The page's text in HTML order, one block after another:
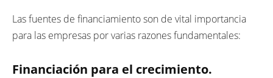
Las fuentes de financiamiento son de vital importancia
para las empresas por varias razones fundamentales:
Financiación para el crecimiento.